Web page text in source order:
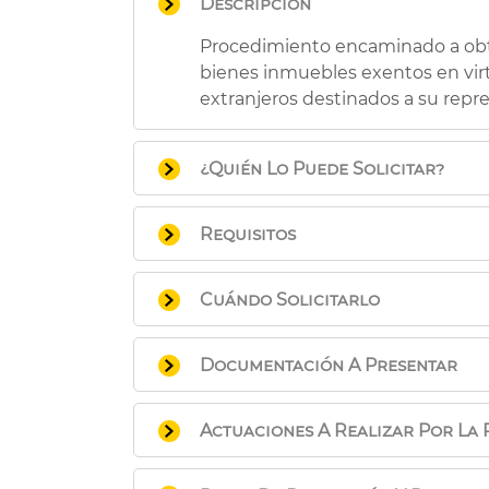
Procedimiento encaminado a
bienes inmuebles exentos en
extranjeros destinados a su
¿Quién Lo Puede Solicitar?
Esta exención se aplica de
Administración.
Requisitos
Que exista Convenio en vigor y,
destinen a su representación
Cuándo Solicitarlo
En cualquier momento
pasivo en el impuesto.
Documentación A Presentar
La solicitud se podrá presenta
escritura de poderes (caso de
Documentación adicional
Actuaciones A Realizar Por La
Solicitud de la entidad,